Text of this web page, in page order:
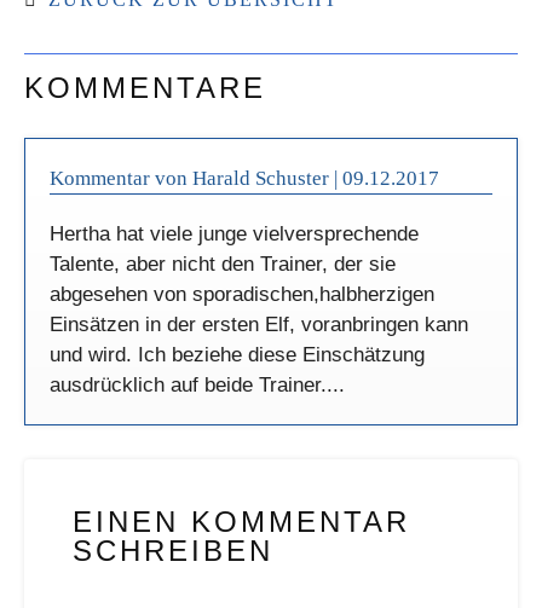
KOMMENTARE
Kommentar von Harald Schuster | 09.12.2017
Hertha hat viele junge vielversprechende
Talente, aber nicht den Trainer, der sie
abgesehen von sporadischen,halbherzigen
Einsätzen in der ersten Elf, voranbringen kann
und wird. Ich beziehe diese Einschätzung
ausdrücklich auf beide Trainer....
EINEN KOMMENTAR
SCHREIBEN